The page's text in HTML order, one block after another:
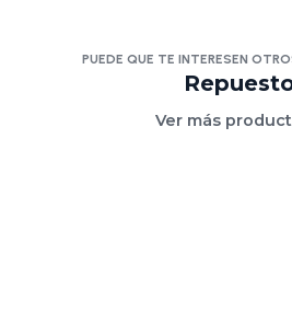
PUEDE QUE TE INTERESEN
Ver más